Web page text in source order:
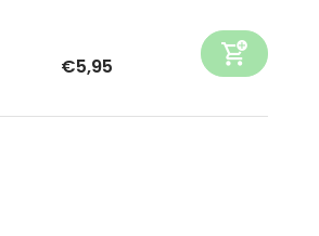
€5,95